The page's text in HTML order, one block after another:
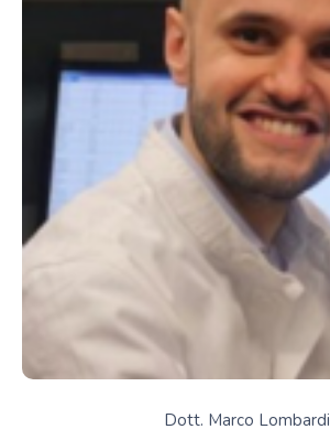
Dott. Marco Lombardi